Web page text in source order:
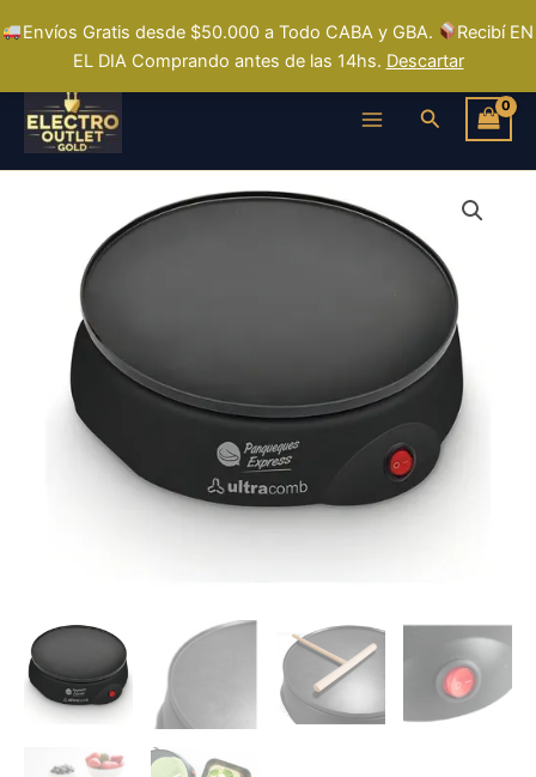
Envíos Gratis desde $50.000 a Todo CABA y GBA.
Recibí EN
EL DIA Comprando antes de las 14hs. Descartar
al
contenido
Buscar
Panquequera
Eléctrica
cantidad